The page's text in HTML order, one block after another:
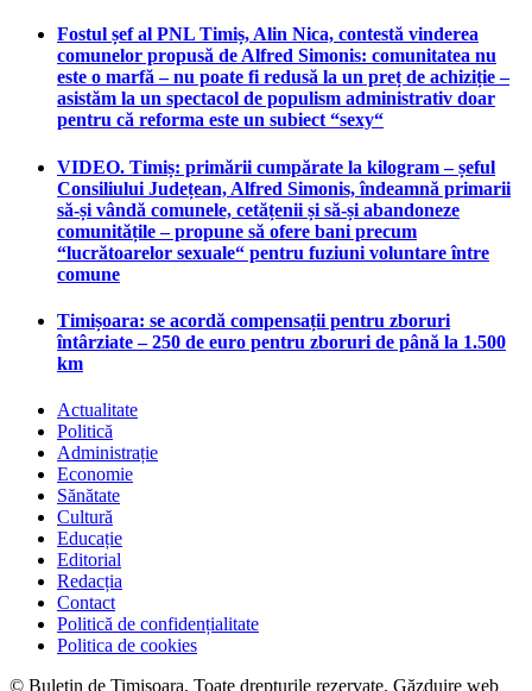
Fostul șef al PNL Timiș, Alin Nica, contestă vinderea
comunelor propusă de Alfred Simonis: comunitatea nu
este o marfă – nu poate fi redusă la un preț de achiziție –
asistăm la un spectacol de populism administrativ doar
pentru că reforma este un subiect “sexy“
VIDEO. Timiș: primării cumpărate la kilogram – șeful
Consiliului Județean, Alfred Simonis, îndeamnă primarii
să-și vândă comunele, cetățenii și să-și abandoneze
comunitățile – propune să ofere bani precum
“lucrătoarelor sexuale“ pentru fuziuni voluntare între
comune
Timișoara: se acordă compensații pentru zboruri
întârziate – 250 de euro pentru zboruri de până la 1.500
km
Actualitate
Politică
Administrație
Economie
Sănătate
Cultură
Educație
Editorial
Redacția
Contact
Politică de confidențialitate
Politica de cookies
© Buletin de Timișoara. Toate drepturile rezervate. Găzduire web